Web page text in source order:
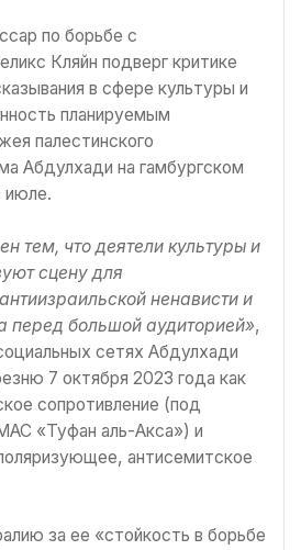
по борьбе с
Кляйн подверг критике
в сфере культуры и
планируемым
палестинского
Абдулхади на гамбургском
июле.
тем, что деятели культуры и
сцену для
ненависти и
перед большой аудиторией»,
сетях Абдулхади
7 октября 2023 года как
сопротивление (под
«Туфан аль-Акса») и
антисемитское
за ее «стойкость в борьбе